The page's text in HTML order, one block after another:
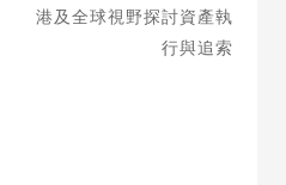
港及全球視野探討資產執
行與追索